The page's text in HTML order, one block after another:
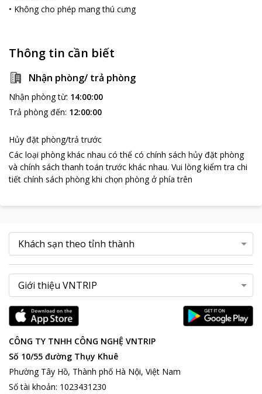
• Không cho phép mang thú cưng
Thông tin cần biết
Nhận phòng/ trả phòng
Nhận phòng từ: 14:00:00
Trả phòng đến: 12:00:00
Hủy đặt phòng/trả trước
Các loại phòng khác nhau có thể có chính sách hủy đặt phòng
và chính sách thanh toán trước khác nhau. Vui lòng kiểm tra chi
tiết chính sách phòng khi chọn phòng ở phía trên
CÔNG TY TNHH CÔNG NGHỆ VNTRIP
Số 10/55 đường Thụy Khuê
Phường Tây Hồ, Thành phố Hà Nội, Việt Nam
Số tài khoản: 1023431230